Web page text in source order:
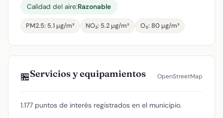
Calidad del aire:Razonable
PM2.5: 5.1 µg/m³ NO₂: 5.2 µg/m³ O₃: 80 µg/m³
🏪Servicios y equipamientos OpenStreetMap
1.177 puntos de interés registrados en el municipio.